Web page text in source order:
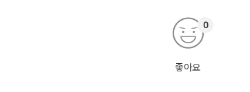
좋아요
0